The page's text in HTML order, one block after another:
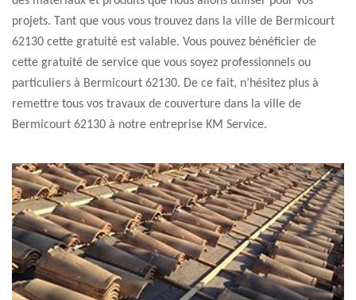
projets. Tant que vous vous trouvez dans la ville de Bermicourt
62130 cette gratuité est valable. Vous pouvez bénéficier de
cette gratuité de service que vous soyez professionnels ou
particuliers à Bermicourt 62130. De ce fait, n’hésitez plus à
remettre tous vos travaux de couverture dans la ville de
Bermicourt 62130 à notre entreprise KM Service.